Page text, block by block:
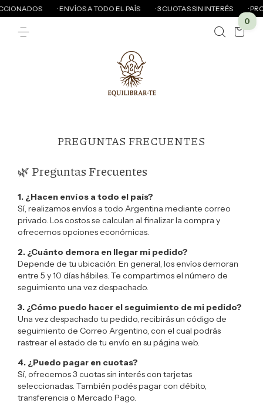
· ENVÍOS A TODO EL PAÍS · 3 CUOTAS SIN INTERÉS ·
0
PREGUNTAS FRECUENTES
🌿 Preguntas Frecuentes
1. ¿Hacen envíos a todo el país?
Sí, realizamos envíos a todo Argentina mediante correo
privado. Los costos se calculan al finalizar la compra y
ofrecemos opciones económicas.
2. ¿Cuánto demora en llegar mi pedido?
Depende de tu ubicación. En general, los envíos demoran
entre 5 y 10 días hábiles. Te compartimos el número de
seguimiento una vez despachado.
3. ¿Cómo puedo hacer el seguimiento de mi pedido?
Una vez despachado tu pedido, recibirás un código de
seguimiento de Correo Argentino, con el cual podrás
rastrear el estado de tu envío en su página web.
4. ¿Puedo pagar en cuotas?
Sí, ofrecemos 3 cuotas sin interés con tarjetas
seleccionadas. También podés pagar con débito,
transferencia o Mercado Pago.